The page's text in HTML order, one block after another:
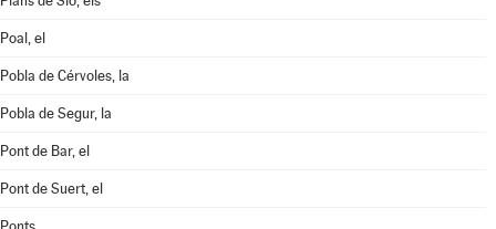
Poal, el
Pobla de Cérvoles, la
Pobla de Segur, la
Pont de Bar, el
Pont de Suert, el